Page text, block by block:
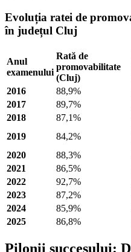
Evoluția ratei de
în județul Cluj
Anul
examenului
Rată de
promovabilitate
(Cluj)
2016
88,9%
2017
89,7%
2018
87,1%
2019
84,2%
2020
88,3%
2021
86,5%
2022
92,7%
2023
87,2%
2024
85,9%
2025
86,8%
Pilonii succesului: